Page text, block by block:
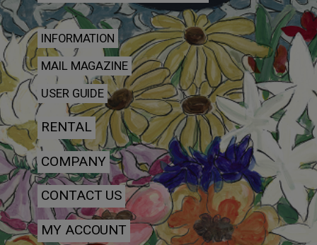
INFORMATION
MAIL MAGAZINE
USER GUIDE
RENTAL
COMPANY
CONTACT US
MY ACCOUNT